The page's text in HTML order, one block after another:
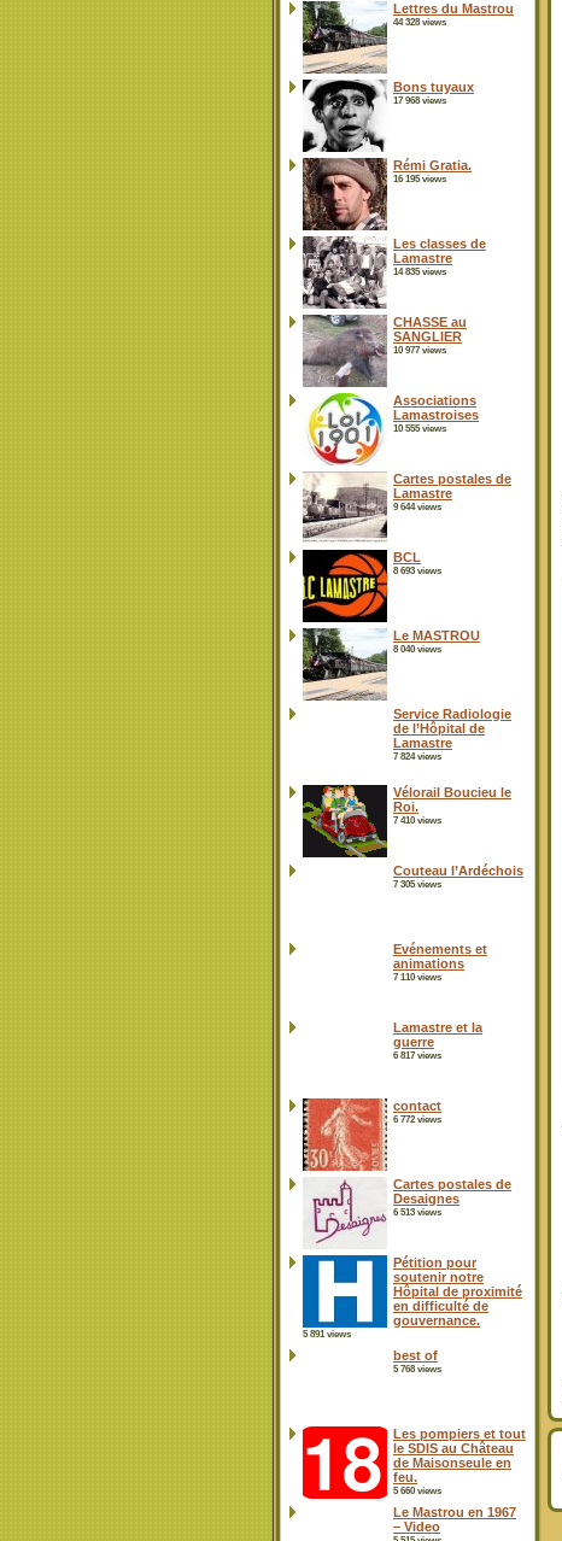
Lettres du Mastrou
44 328 views
Bons tuyaux
17 968 views
Rémi Gratia.
16 195 views
Les classes de
Lamastre
14 835 views
CHASSE au
SANGLIER
10 977 views
Associations
Lamastroises
10 555 views
Cartes postales de
Lamastre
9 644 views
BCL
8 693 views
Le MASTROU
8 040 views
Service Radiologie
de l’Hôpital de
Lamastre
7 824 views
Vélorail Boucieu le
Roi.
7 410 views
Couteau l’Ardéchois
7 305 views
Evénements et
animations
7 110 views
Lamastre et la
guerre
6 817 views
contact
6 772 views
Cartes postales de
Desaignes
6 513 views
Pétition pour
soutenir notre
Hôpital de proximité
en difficulté de
gouvernance.
5 891 views
best of
5 768 views
Les pompiers et tout
le SDIS au Château
de Maisonseule en
feu.
5 660 views
Le Mastrou en 1967
– Video